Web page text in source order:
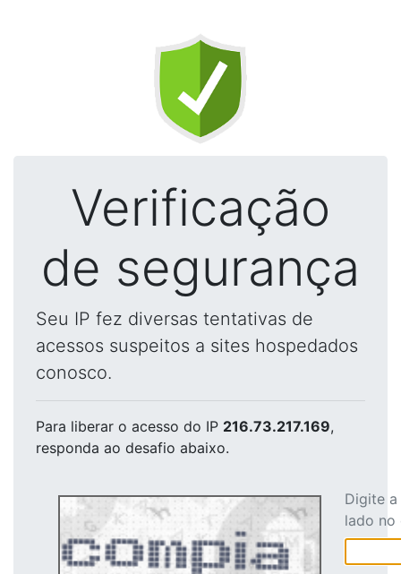
Verificação
de segurança
Seu IP fez diversas tentativas de
acessos suspeitos a sites hospedados
conosco.
Para liberar o acesso do IP 216.73.217.169,
responda ao desafio abaixo.
Digite
lado no